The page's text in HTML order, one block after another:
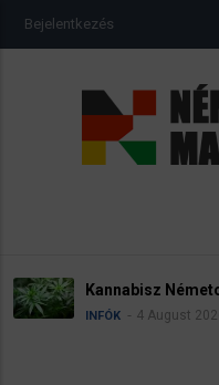
USER
ACCOUNT
Bejelentkezés
Kannabisz Németországban
INFÓK 4 August 2026